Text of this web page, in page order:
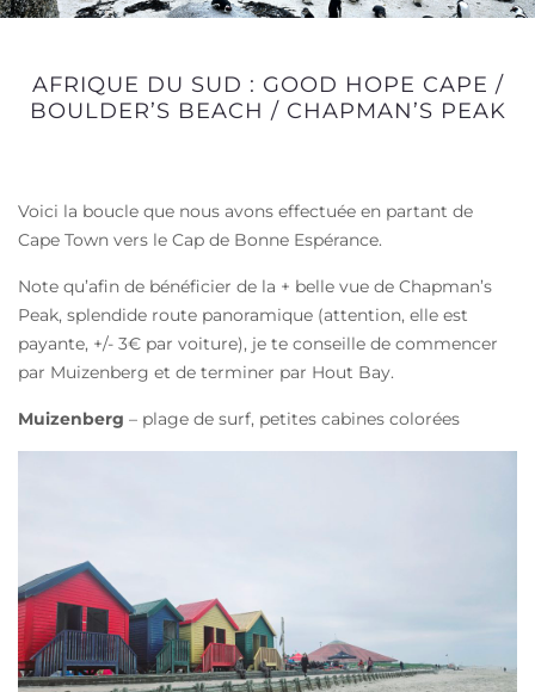
AFRIQUE DU SUD : GOOD HOPE CAPE /
BOULDER’S BEACH / CHAPMAN’S PEAK
Voici la boucle que nous avons effectuée en partant de
Cape Town vers le Cap de Bonne Espérance.
Note qu’afin de bénéficier de la + belle vue de Chapman’s
Peak, splendide route panoramique (attention, elle est
payante, +/- 3€ par voiture), je te conseille de commencer
par Muizenberg et de terminer par Hout Bay.
Muizenberg – plage de surf, petites cabines colorées